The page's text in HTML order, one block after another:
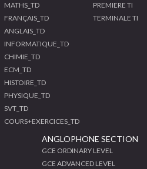
MATHS_TD
FRANÇAIS_TD
ANGLAIS_TD
INFORMATIQUE_TD
CHIMIE_TD
ECM_TD
HISTOIRE_TD
PHYSIQUE_TD
SVT_TD
COURS+EXERCICES_TD
PREMIERE TI
TERMINALE TI
ANGLOPHONE SECTION
GCE ORDINARY LEVEL
GCE ADVANCED LEVEL